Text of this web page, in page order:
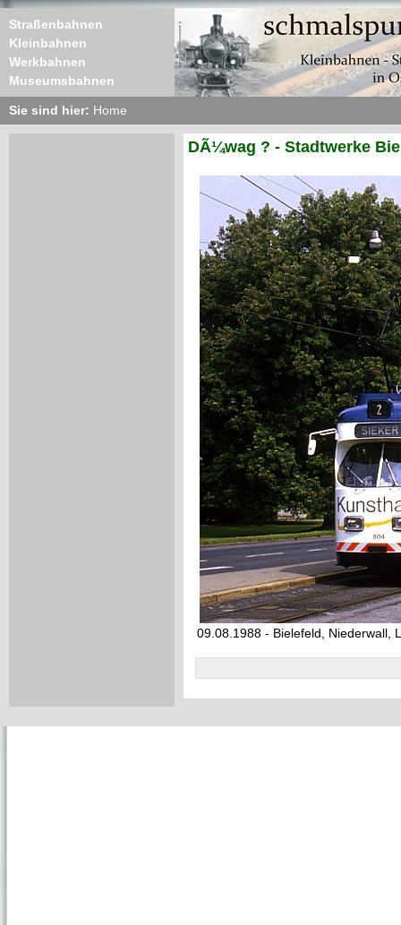
Straßenbahnen
Kleinbahnen
Werkbahnen
Museumsbahnen
Sie sind hier: Home
DÃ¼wag ? - Stadtwerke
09.08.1988 - Bielefeld, Niederwall,